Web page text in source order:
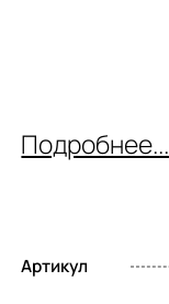
Подробнее...
Артикул